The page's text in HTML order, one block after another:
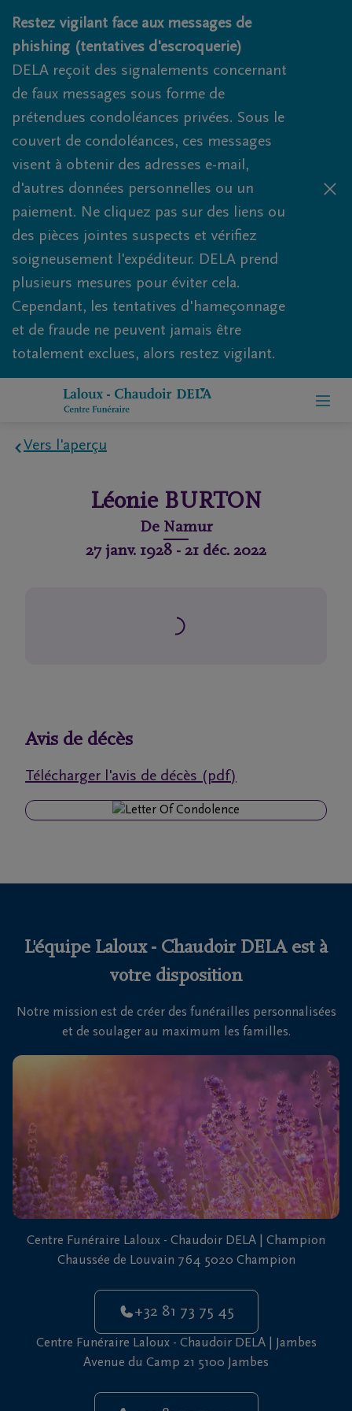
Obituaries.breadcrumbs.SkipLink
Restez vigilant face aux messages de
phishing (tentatives d'escroquerie)
DELA reçoit des signalements concernant
de faux messages sous forme de
prétendues condoléances privées. Sous le
couvert de condoléances, ces messages
visent à obtenir des adresses e-mail,
d'autres données personnelles ou un
paiement. Ne cliquez pas sur des liens ou
des pièces jointes suspects et vérifiez
soigneusement l'expéditeur. DELA prend
plusieurs mesures pour éviter cela.
Cependant, les tentatives d'hameçonnage
et de fraude ne peuvent jamais être
totalement exclues, alors restez vigilant.
de
funéraires
fréquemment
Nous
sommes
là pour
75
45
Vers l'aperçu
Léonie BURTON
De Namur
27 janv. 1928 - 21 déc. 2022
Avis de décès
Télécharger l'avis de décès (pdf)
L'équipe Laloux - Chaudoir DELA est à
votre disposition
Notre mission est de créer des funérailles personnalisées
et de soulager au maximum les familles.
Centre Funéraire Laloux - Chaudoir DELA | Champion
Chaussée de Louvain 764 5020 Champion
+32 81 73 75 45
Centre Funéraire Laloux - Chaudoir DELA | Jambes
Avenue du Camp 21 5100 Jambes